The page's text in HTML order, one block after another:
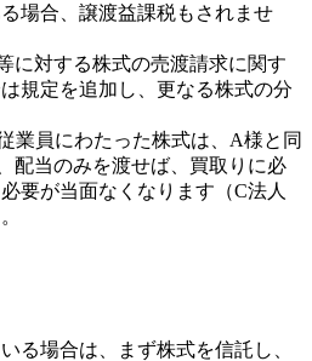
場合、譲渡益課税もされませ
に対する株式の売渡請求に関す
規定を追加し、更なる株式の分
業員にわたった株式は、A様と同
配当のみを渡せば、買取りに必
要が当面なくなります（C法人
る場合は、まず株式を信託し、